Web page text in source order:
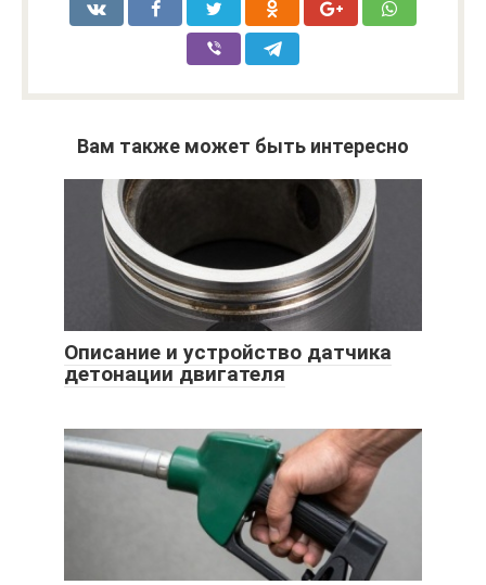
Вам также может быть интересно
Описание и устройство датчика
детонации двигателя